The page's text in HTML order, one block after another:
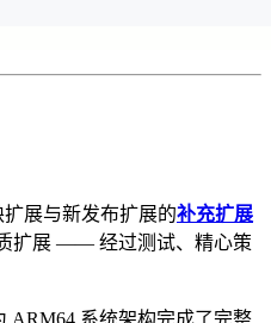
展与新发布扩展的补充扩展
扩展 —— 经过测试、精心策
ARM64 系统架构完成了完整